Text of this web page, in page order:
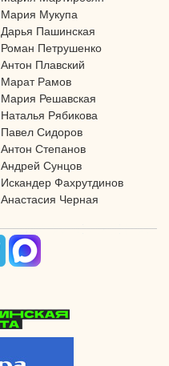
Мария Мукупа
Дарья Пашинская
Роман Петрушенко
Антон Плавский
Марат Рамов
Мария Решавская
Наталья Рябикова
Павел Сидоров
Антон Степанов
Андрей Сунцов
Искандер Фахрутдинов
Анастасия Черная